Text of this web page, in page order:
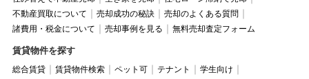
不動産買取について
売却成功の秘訣
売却のよくある質問
諸費用・税金について
売却事例を見る 無料売却査定フォーム
賃貸物件を探す
総合賃貸 賃貸物件検索 ペット可 テナント
学生向け